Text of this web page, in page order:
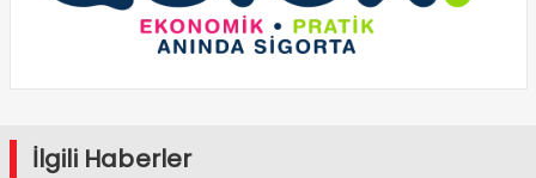
İlgili Haberler